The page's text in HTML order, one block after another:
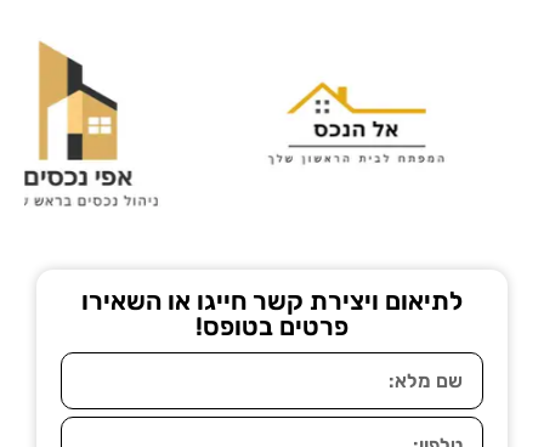
לתיאום ויצירת קשר חייגו או השאירו
פרטים בטופס!